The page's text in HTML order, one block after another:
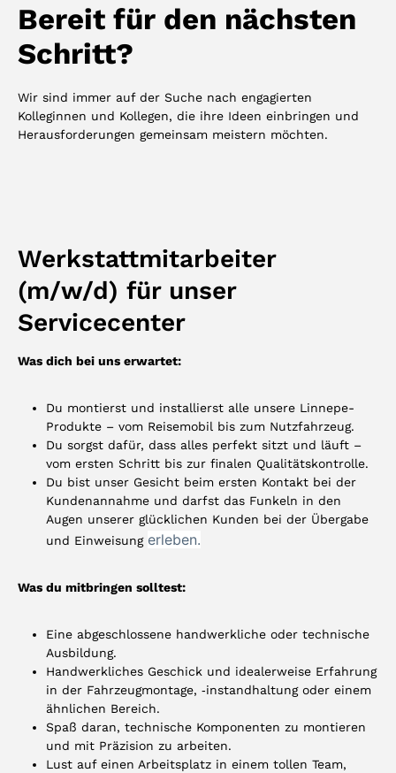
Bereit für den nächsten
Schritt?
Wir sind immer auf der Suche nach engagierten
Kolleginnen und Kollegen, die ihre Ideen einbringen und
Herausforderungen gemeinsam meistern möchten.
Werkstattmitarbeiter
(m/w/d) für unser
Servicecenter
Was dich bei uns erwartet:
Du montierst und installierst alle unsere Linnepe-
Produkte – vom Reisemobil bis zum Nutzfahrzeug.
Du sorgst dafür, dass alles perfekt sitzt und läuft –
vom ersten Schritt bis zur finalen Qualitäts­kontrolle.
Du bist unser Gesicht beim ersten Kontakt bei der
Kunden­annahme und darfst das Funkeln in den
Augen unserer glücklichen Kunden bei der Übergabe
und Einweisung erleben.
Was du mitbringen solltest:
Eine abgeschlossene handwerkliche oder technische
Ausbildung.
Handwerkliches Geschick und idealerweise Erfahrung
in der Fahrzeug­montage, ‑instand­haltung oder einem
ähnlichen Bereich.
Spaß daran, technische Kompo­nenten zu montieren
und mit Präzision zu arbeiten.
Lust auf einen Arbeitsplatz in einem tollen Team,